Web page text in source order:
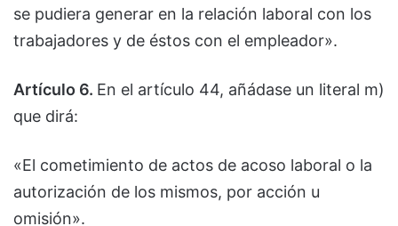
se pudiera generar en la relación laboral con los
trabajadores y de éstos con el empleador».
Artículo 6. En el artículo 44, añádase un literal m)
que dirá:
«El cometimiento de actos de acoso laboral o la
autorización de los mismos, por acción u
omisión».